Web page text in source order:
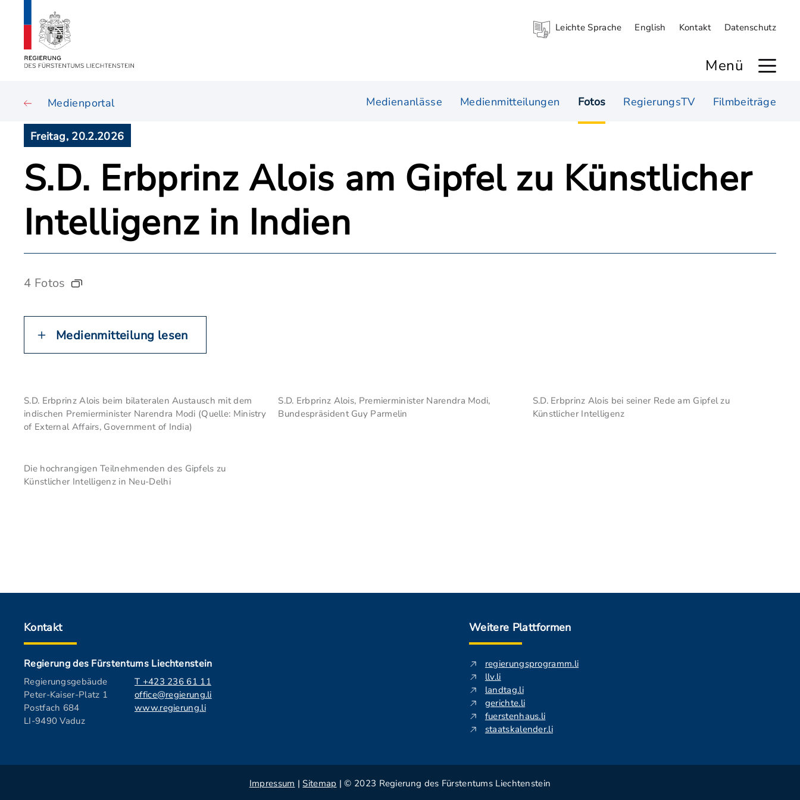
Leichte Sprache English Kontakt Datenschutz
Menü
Medienportal Medienanlässe Medienmitteilungen Fotos RegierungsTV Filmbeiträge
Freitag, 20.2.2026
S.D. Erbprinz Alois am Gipfel zu Künstlicher
Intelligenz in Indien
4 Fotos
Medienmitteilung lesen
S.D. Erbprinz Alois beim bilateralen Austausch mit dem
indischen Premierminister Narendra Modi (Quelle: Ministry
of External Affairs, Government of India)
S.D. Erbprinz Alois, Premierminister Narendra Modi,
Bundespräsident Guy Parmelin
S.D. Erbprinz Alois bei seiner Rede am Gipfel zu
Künstlicher Intelligenz
Die hochrangigen Teilnehmenden des Gipfels zu
Künstlicher Intelligenz in Neu-Delhi
Kontakt
Regierung des Fürstentums Liechtenstein
Regierungsgebäude
Peter-Kaiser-Platz 1
Postfach 684
LI-9490 Vaduz
T +423 236 61 11
office@regierung.li
www.regierung.li
Weitere Plattformen
regierungsprogramm.li
llv.li
landtag.li
gerichte.li
fuerstenhaus.li
staatskalender.li
Impressum | Sitemap | © 2023 Regierung des Fürstentums Liechtenstein